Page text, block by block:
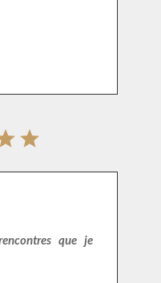
que je